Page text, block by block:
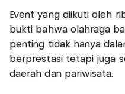
Event yang diikuti oleh
bukti bahwa olahraga
penting tidak hanya
berprestasi tetapi juga
daerah dan pariwisata.